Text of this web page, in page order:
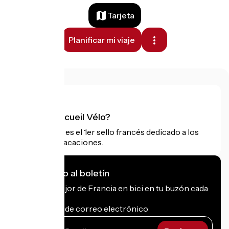
Tarjeta
Planificar mi viaje
¿Qué es Accueil Vélo?
Accueil Vélo es el 1er sello francés dedicado a los
ciclistas de vacaciones.
Me suscribo al boletín
Recibe lo mejor de Francia en bici en tu buzón cada
Mi dirección de correo electrónico